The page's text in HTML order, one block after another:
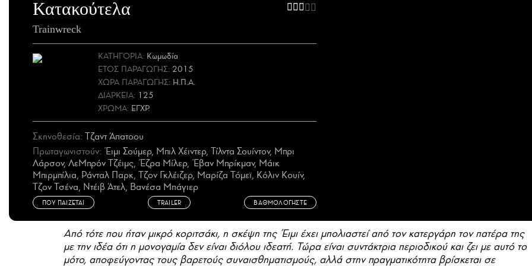
Κατακούτελα
Trainwreck
ΚΑΤΗΓΟΡΙΑ: Κωμωδία
ΕΤΟΣ ΠΑΡΑΓΩΓΗΣ: 2015
ΧΩΡΑ ΠΑΡΑΓΩΓΗΣ: Η.Π.Α.
ΔΙΑΡΚΕΙΑ: 125
ΧΡΩΜΑ: ΕΓΧΡ.
Σκηνοθεσία: Τζαντ Άπατοου
Πρωταγωνιστούν: Έιμι Σούμερ, Μπιλ Χέιντερ, Τίλντα Σουίντον, Μπρι
Λάρσον, ΛεΜπρόν Τζέιμς, Έζρα Μίλερ, Έβαν Μπρίκμαν, Μάικ
Μπιρμπίλια, Ράνταλ Παρκ, Τζον Γκλέιζερ, Μαρίζα Τόμεϊ, Κόλιν Κουίν,
Τζον Τσένα, Ντέιβ Άτελ, Βανέσα Μπάγιερ
ΠΟΥ ΠΑΙΖΕΤΑΙ TRAILER ΒΑΘΜΟΛΟΓΗΣΤΕ
Από τότε που ήταν μικρό κοριτσάκι, η σκέψη της Έιμι έχει μπολιαστεί από τον κατεργάρη τον πατέρα της
με την ιδέα ότι η μονογαμία δεν είναι διόλου ιδεατή. Τώρα είναι συντάκτρια περιοδικού και ζει με αυτό το
μότο, αποφεύγοντας τους βαρετούς συναισθηματισμούς, αλλά στην πραγματικότητα βρίσκεται σε